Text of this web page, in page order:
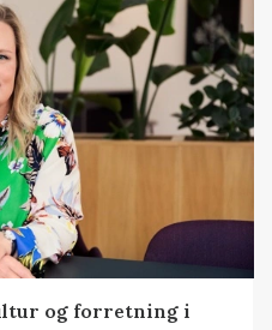
og forretning i